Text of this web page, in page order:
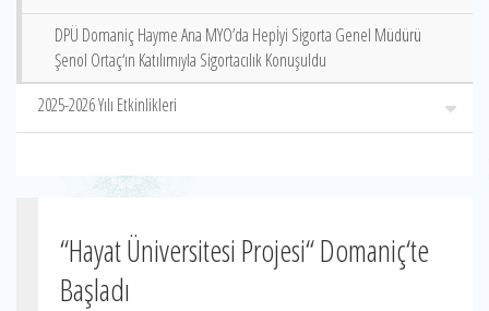
DPÜ Domaniç Hayme Ana MYO’da Hepİyi Sigorta Genel Müdürü
Şenol Ortaç‘ın Katılımıyla Sigortacılık Konuşuldu
2025-2026 Yılı Etkinlikleri
“Hayat Üniversitesi Projesi“ Domaniç‘te
Başladı